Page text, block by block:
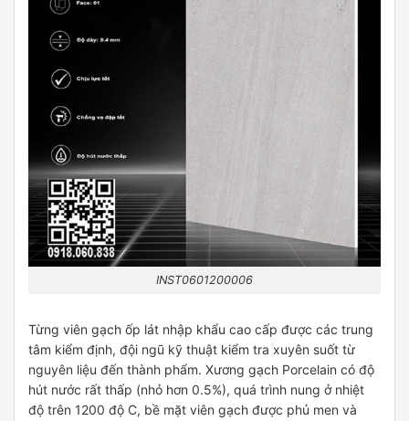
INST0601200006
Từng viên gạch ốp lát nhập khẩu cao cấp được các trung
tâm kiểm định, đội ngũ kỹ thuật kiểm tra xuyên suốt từ
nguyên liệu đến thành phẩm. Xương gạch Porcelain có độ
hút nước rất thấp (nhỏ hơn 0.5%), quá trình nung ở nhiệt
độ trên 1200 độ C, bề mặt viên gạch được phủ men và